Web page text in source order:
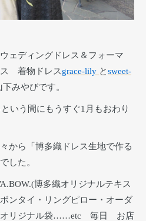
ディングドレス＆フォーマ
ス 着物ドレスgrace-lily とsweet-
みやびです。
いう間にもうすぐ1月もおわり
から「博多織ドレス生地で作る
した。
博多織オリジナルテキス
ンタイ・リングピロー・オーダ
オリジナル袋……etc 毎日 お店